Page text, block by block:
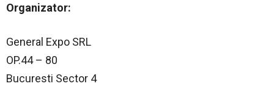
Organizator:
General Expo SRL
OP.44 – 80
Bucuresti Sector 4